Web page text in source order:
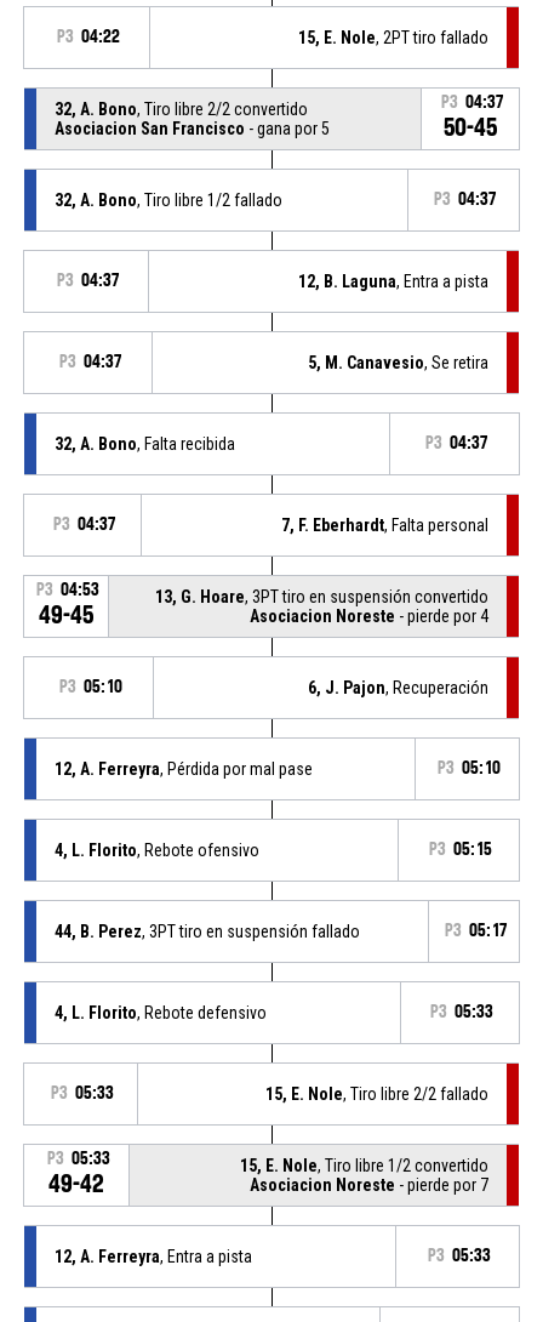
P3 04:22 15, E. Nole, 2PT tiro fallado
32, A. Bono, Tiro libre 2/2 convertido
Asociacion San Francisco - gana por 5
P3 04:37
50-45
32, A. Bono, Tiro libre 1/2 fallado P3 04:37
P3 04:37 12, B. Laguna, Entra a pista
P3 04:37 5, M. Canavesio, Se retira
32, A. Bono, Falta recibida P3 04:37
P3 04:37 7, F. Eberhardt, Falta personal
P3 04:53
49-45
13, G. Hoare, 3PT tiro en suspensión convertido
Asociacion Noreste - pierde por 4
P3 05:10 6, J. Pajon, Recuperación
12, A. Ferreyra, Pérdida por mal pase P3 05:10
4, L. Florito, Rebote ofensivo P3 05:15
44, B. Perez, 3PT tiro en suspensión fallado P3 05:17
4, L. Florito, Rebote defensivo P3 05:33
P3 05:33 15, E. Nole, Tiro libre 2/2 fallado
P3 05:33
49-42
15, E. Nole, Tiro libre 1/2 convertido
Asociacion Noreste - pierde por 7
12, A. Ferreyra, Entra a pista P3 05:33